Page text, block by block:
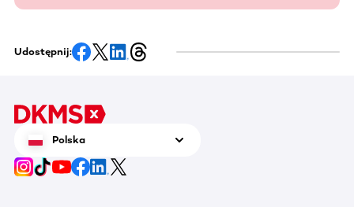
Udostępnij:
Polska